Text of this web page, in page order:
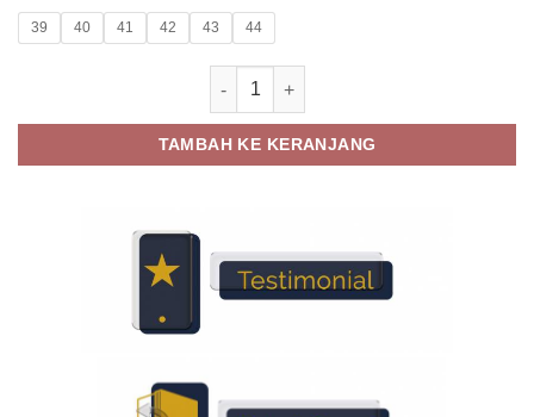
39 40 41 42 43 44
Kuantitas Sepatu Formal Wirken
TAMBAH KE KERANJANG